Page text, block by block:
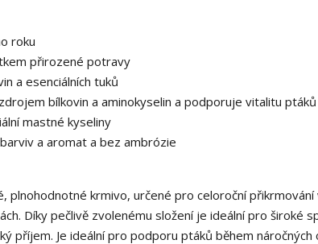
roku​
přirozené potravy
a esenciálních tuků
bílkovin a aminokyselin a podporuje vitalitu ptáků
mastné kyseliny
a aromat a bez ambrózie
plnohodnotné krmivo, určené pro celoroční přikrmování
Díky pečlivě zvolenému složení je ideální pro široké
příjem. Je ideální pro podporu ptáků během náročných